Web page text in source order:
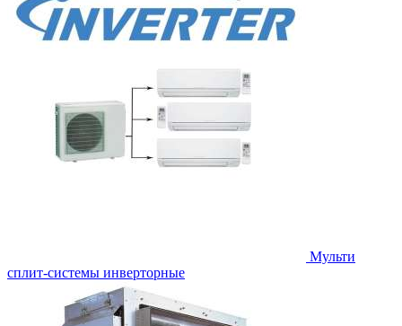
Мульти
сплит-системы инверторные